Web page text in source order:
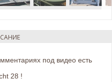
под видео есть
28 !